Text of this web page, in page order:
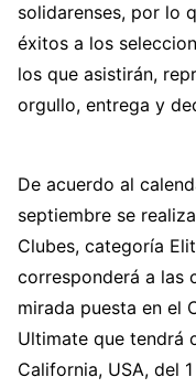
solidarenses, por lo
éxitos a los
los que asistirán,
orgullo, entrega y
De acuerdo al
septiembre se
Clubes, categoría
corresponderá a las
mirada puesta en el
Ultimate que tendrá
California, USA, del